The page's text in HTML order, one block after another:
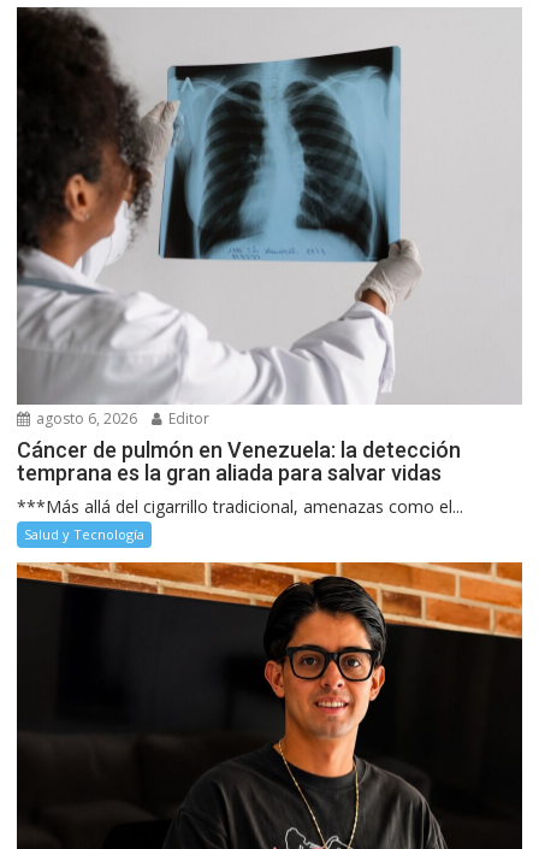
agosto 6, 2026 Editor
Cáncer de pulmón en Venezuela: la detección
temprana es la gran aliada para salvar vidas
***Más allá del cigarrillo tradicional, amenazas como el...
Salud y Tecnología